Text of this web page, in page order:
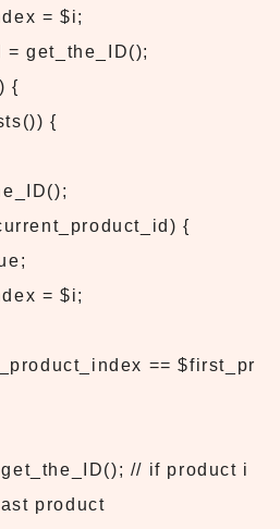
= $i;
= get_the_ID();
{
{
{
= $i;
== $first_pr
// if product i
product